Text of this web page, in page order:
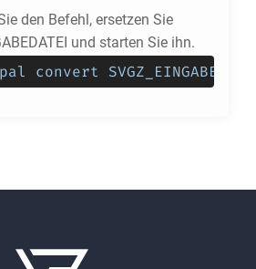
den Befehl, ersetzen Sie
und starten Sie ihn.
convert